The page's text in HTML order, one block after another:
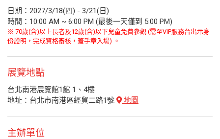
日期：2027/3/18(四) - 3/21(日)
時間：10:00 AM ~ 6:00 PM (最後一天僅到 5:00 PM)
※ 70歲(含)以上長者及12歲(含)以下兒童免費參觀 (需至VIP服務台出示身
份證明，完成資格審核，蓋手章入場) 。
展覽地點
台北南港展覽館1館 1、4樓
地址：台北市南港區經貿二路1號
地圖
主辦單位